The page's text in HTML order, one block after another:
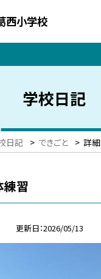
西小学校
学校日記
日記 > できごと > 詳細
習
更新日 2026/05/13